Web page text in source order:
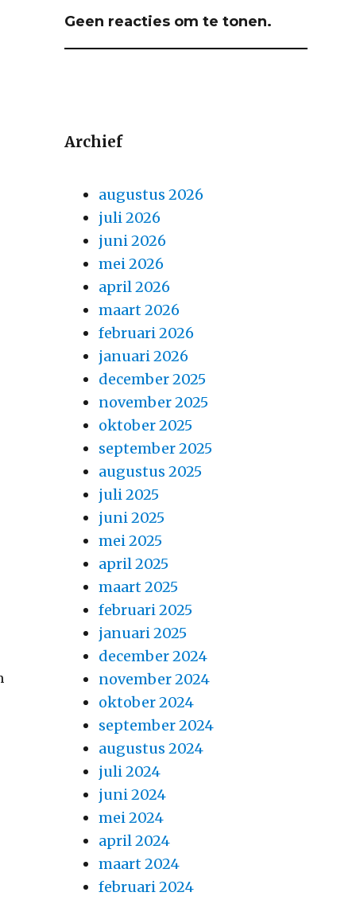
Geen reacties om te tonen.
Archief
augustus 2026
juli 2026
juni 2026
mei 2026
april 2026
maart 2026
februari 2026
januari 2026
december 2025
november 2025
oktober 2025
september 2025
augustus 2025
juli 2025
juni 2025
mei 2025
april 2025
maart 2025
februari 2025
januari 2025
december 2024
november 2024
oktober 2024
september 2024
augustus 2024
juli 2024
juni 2024
mei 2024
april 2024
maart 2024
februari 2024